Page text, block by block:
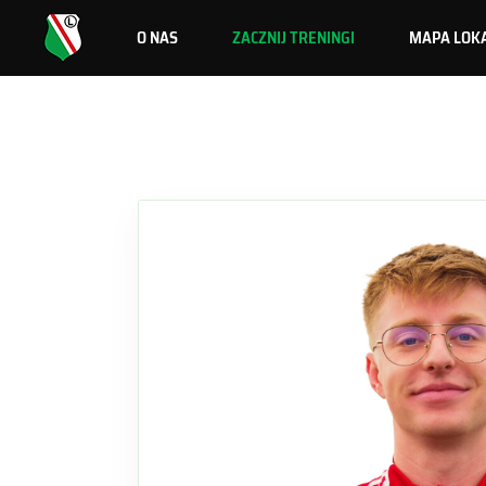
O NAS ZACZNIJ TRENINGI MAPA